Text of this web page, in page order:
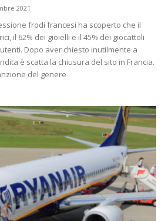
2021
frodi francesi ha scoperto che il
il 62% dei gioielli e il 45% dei giocattoli
Dopo aver chiesto inutilmente a
è scatta la chiusura del sito in Francia.
del genere